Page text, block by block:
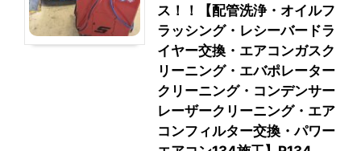
ス！！【配管洗浄・オイルフ
ラッシング・レシーバードラ
イヤー交換・エアコンガスク
リーニング・エバポレーター
クリーニング・コンデンサー
レーザークリーニング・エア
コンフィルター交換・パワー